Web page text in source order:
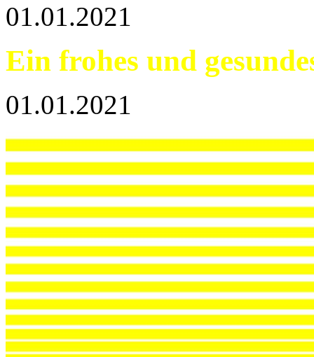
01.01.2021
Ein frohes und
01.01.2021